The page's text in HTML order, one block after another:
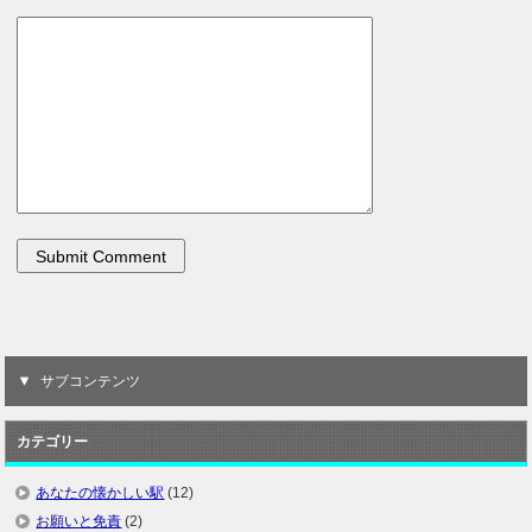
サブコンテンツ
カテゴリー
あなたの懐かしい駅 (12)
お願いと免責 (2)